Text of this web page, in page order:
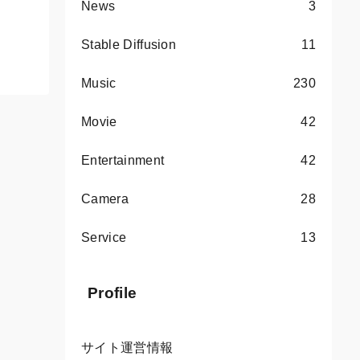
News 3
Stable Diffusion 11
Music 230
Movie 42
Entertainment 42
Camera 28
Service 13
Profile
サイト運営情報